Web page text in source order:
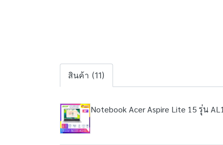
สินค้า (11)
Notebook Acer Aspire Lite 15 รุ่น